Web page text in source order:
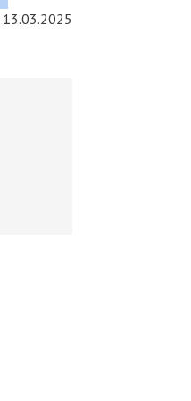
13.03.2025